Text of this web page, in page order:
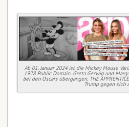
Ab 01. Januar 2024 ist die Mickey Mouse
1928 Public Domain. Greta Gerwig und
bei den Oscars übergangen. THE
Trump gegen sich